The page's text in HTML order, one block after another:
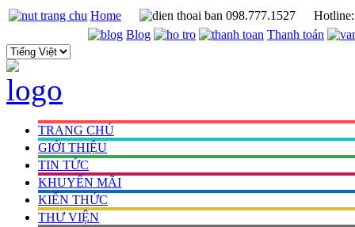
Home 098.777.1527
Blog
Thanh toán
TRANG CHỦ
GIỚI THIỆU
TIN TỨC
KHUYẾN MÃI
KIẾN THỨC
THƯ VIỆN